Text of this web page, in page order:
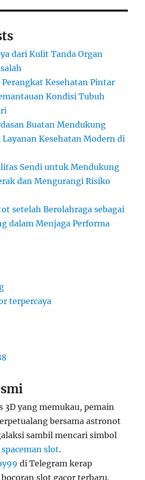
dari Kulit Tanda Organ
Kesehatan Pintar
Kondisi Tubuh
Buatan Mendukung
Kesehatan Modern di
Sendi untuk Mendukung
dan Mengurangi Risiko
setelah Berolahraga sebagai
dalam Menjaga Performa
terpercaya
3D yang memukau, pemain
bersama astronot
sambil mencari simbol
spaceman slot.
di Telegram kerap
slot gacor terbaru.